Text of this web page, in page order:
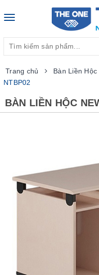
Toggle
Trang chủ Bàn Liền Hộc
NTBP02
BÀN LIỀN HỘC